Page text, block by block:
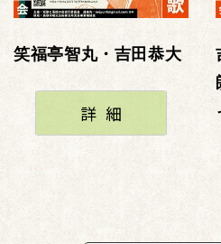
笑福亭智丸・吉田恭大
詳細